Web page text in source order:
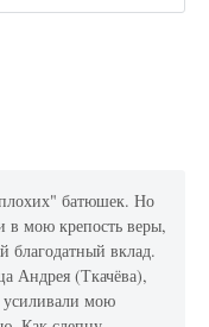
батюшек. Но
в мою крепость веры,
благодатный вклад.
Андрея (Ткачёва),
усиливали мою